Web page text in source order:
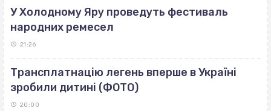
У Холодному Яру проведуть фестиваль
народних ремесел
21:26
Трансплатнацію легень вперше в Україні
зробили дитині (ФОТО)
20:00